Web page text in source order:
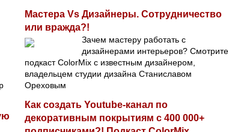
Мастера Vs Дизайнеры. Сотрудничество
или вражда?!
Зачем мастеру работать с
дизайнерами интерьеров? Смотрите
подкаст ColorMix с известным дизайнером,
владельцем студии дизайна Станиславом
Ореховым
Как создать Youtube-канал по
декоративным покрытиям с 400 000+